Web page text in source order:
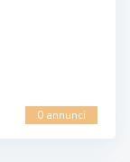
0 annunci